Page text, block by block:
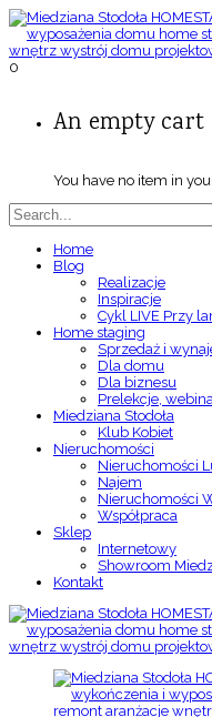
0
An empty cart
You have no item in
Home
Blog
Realizacje
Inspiracje
Cykl LIVE Przy
Home staging
Sprzedaż i
Dla domu
Dla biznesu
Prelekcje,
Miedziana Stodoła
Klub Kobiet
Nieruchomości
Nieruchomości
Najem
Nieruchomości
Współpraca
Sklep
Internetowy
Showroom
Kontakt